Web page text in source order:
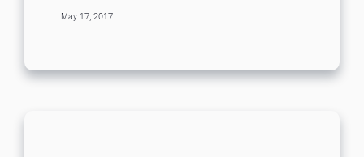
peut-être un peu plus...
May 17, 2017